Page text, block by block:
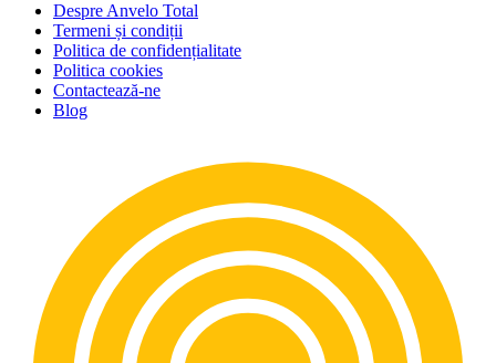
Despre Anvelo Total
Termeni și condiții
Politica de confidențialitate
Politica cookies
Contactează-ne
Blog